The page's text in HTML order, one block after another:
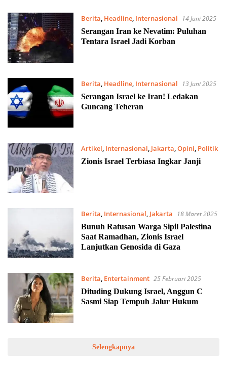
Berita, Headline, Internasional
14 Juni 2025
Serangan Iran ke Nevatim: Puluhan
Tentara Israel Jadi Korban
Berita, Headline, Internasional
13 Juni 2025
Serangan Israel ke Iran! Ledakan
Guncang Teheran
Artikel, Internasional, Jakarta,Opini, Politik
27 Mei 2025
Zionis Israel Terbiasa Ingkar Janji
Berita, Internasional, Jakarta
18 Maret 2025
Bunuh Ratusan Warga Sipil Palestina
Saat Ramadhan, Zionis Israel
Lanjutkan Genosida di Gaza
Berita, Entertainment 25 Februari 2025
Dituding Dukung Israel, Anggun C
Sasmi Siap Tempuh Jalur Hukum
Selengkapnya